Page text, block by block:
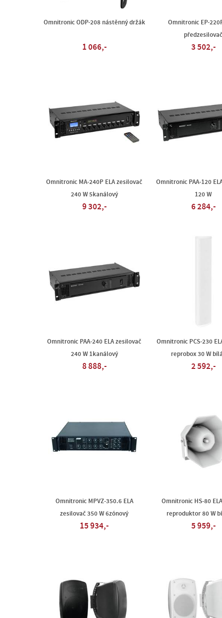
Omnitronic ODP-208 nástěnný držák
1 066,-
Omnitronic EP-
předzesilovač
3 502,-
Omnitronic MA-240P ELA zesilovač
240 W 5kanálový
9 302,-
Omnitronic PAA-120
120 W
6 284,-
Omnitronic PAA-240 ELA zesilovač
240 W 1kanálový
8 888,-
Omnitronic PCS-230
reprobox 30 W
2 592,-
Omnitronic MPVZ-350.6 ELA
zesilovač 350 W 6zónový
15 934,-
Omnitronic HS-80
reproduktor 80 W
5 959,-